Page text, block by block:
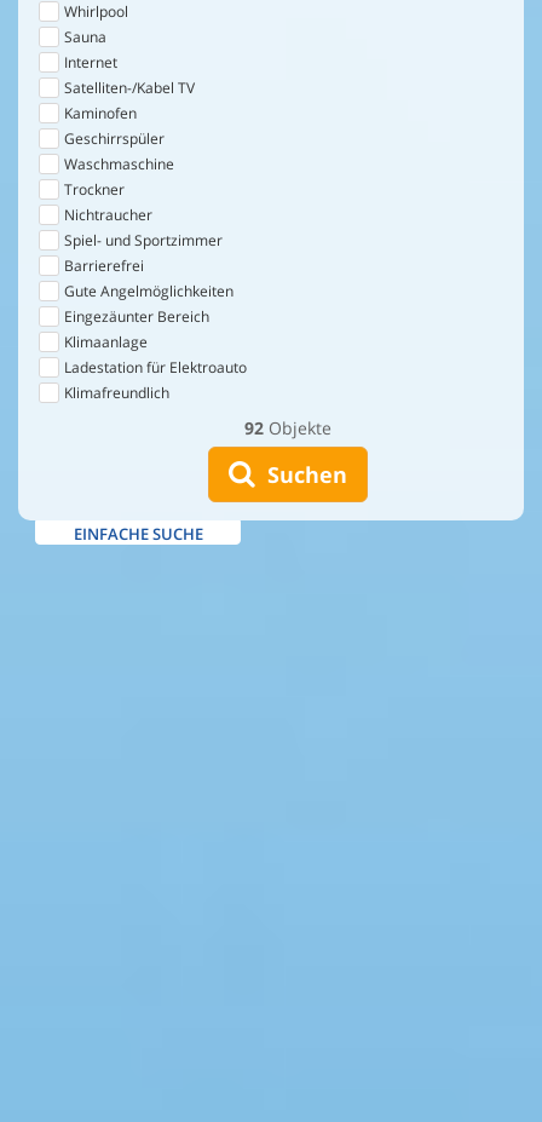
92 Objekte
Suchen
Whirlpool
Sauna
Internet
Satelliten-/Kabel TV
Kaminofen
Geschirrspüler
Waschmaschine
Trockner
Nichtraucher
Spiel- und Sportzimmer
Barrierefrei
Gute Angelmöglichkeiten
Eingezäunter Bereich
Klimaanlage
Ladestation für Elektroauto
Klimafreundlich
EINFACHE SUCHE